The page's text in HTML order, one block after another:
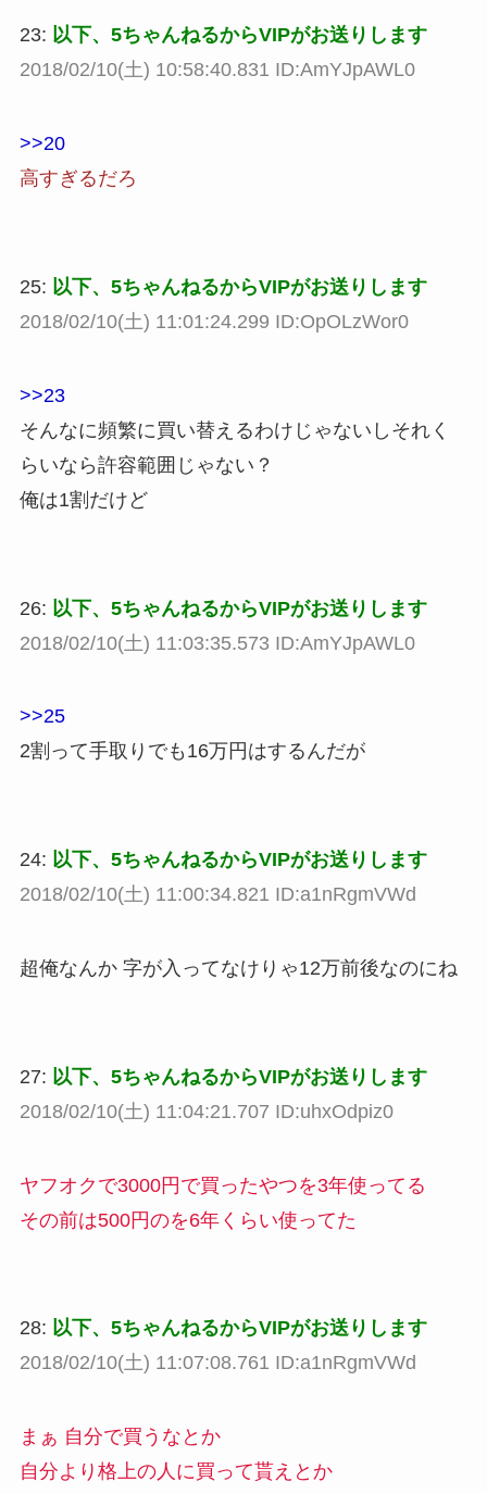
23: 以下、5ちゃんねるからVIPがお送りします
2018/02/10(土) 10:58:40.831 ID:AmYJpAWL0
>>20
高すぎるだろ
25: 以下、5ちゃんねるからVIPがお送りします
2018/02/10(土) 11:01:24.299 ID:OpOLzWor0
>>23
そんなに頻繁に買い替えるわけじゃないしそれく
らいなら許容範囲じゃない？
俺は1割だけど
26: 以下、5ちゃんねるからVIPがお送りします
2018/02/10(土) 11:03:35.573 ID:AmYJpAWL0
>>25
2割って手取りでも16万円はするんだが
24: 以下、5ちゃんねるからVIPがお送りします
2018/02/10(土) 11:00:34.821 ID:a1nRgmVWd
超俺なんか 字が入ってなけりゃ12万前後なのにね
27: 以下、5ちゃんねるからVIPがお送りします
2018/02/10(土) 11:04:21.707 ID:uhxOdpiz0
ヤフオクで3000円で買ったやつを3年使ってる
その前は500円のを6年くらい使ってた
28: 以下、5ちゃんねるからVIPがお送りします
2018/02/10(土) 11:07:08.761 ID:a1nRgmVWd
まぁ 自分で買うなとか
自分より格上の人に買って貰えとか